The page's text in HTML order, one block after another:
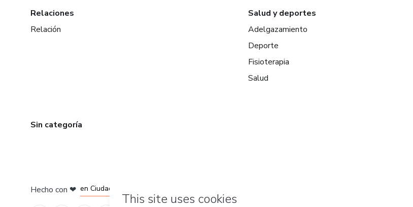
Relaciones
Relación
Salud y deportes
Adelgazamiento
Deporte
Fisioterapia
Salud
Sin categoría
Hecho con ❤
en Belo Horizonte
en Ciudad de México